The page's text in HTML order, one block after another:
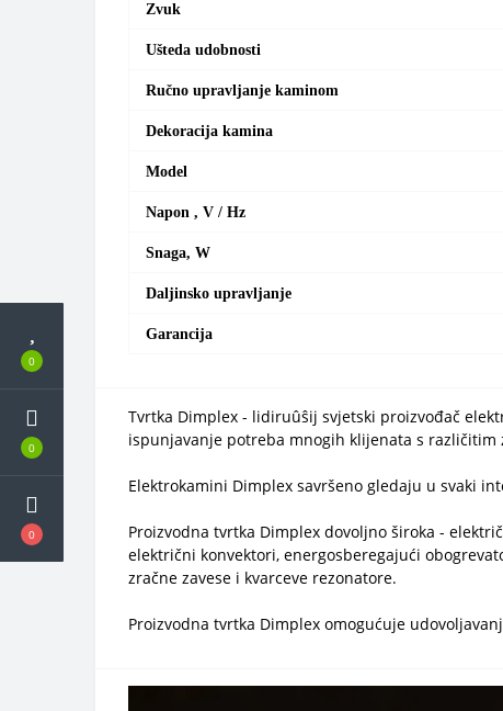
0
0
0
Zvuk
Ušteda udobnosti
Ručno upravljanje kaminom
Dekoracija kamina
Model
Napon , V / Hz
Snaga, W
Daljinsko upravljanje
Garancija
Tvrtka Dimplex - lidiruûŝij svjetski proizvođač
ispunjavanje potreba mnogih klijenata s različitim
Elektrokamini Dimplex savršeno gledaju u svaki
Proizvodna tvrtka Dimplex dovoljno široka -
električni konvektori, energosberegajući
zračne zavese i kvarceve rezonatore.
Proizvodna tvrtka Dimplex omogućuje